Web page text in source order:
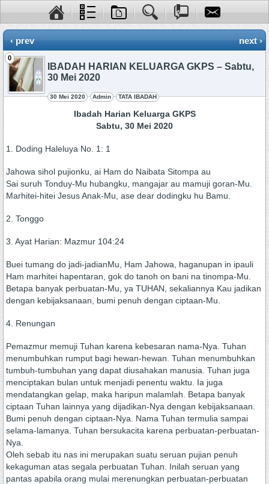
‹ prev next ›
0
IBADAH HARIAN KELUARGA GKPS – Sabtu,
30 Mei 2020
30 Mei 2020 Admin TATA IBADAH
Ibadah Harian Keluarga GKPS
Sabtu, 30 Mei 2020
1. Doding Haleluya No. 1: 1
Jahowa sihol pujionku, ai Ham do Naibata Sitompa au
Sai suruh Tonduy-Mu hubangku, mangajar au mamuji goran-Mu.
Marhitei-hitei Jesus Anak-Mu, ase dear dodingku hu Bamu.
2. Tonggo
3. Ayat Harian: Mazmur 104:24
Buei tumang do jadi-jadianMu, Ham Jahowa, haganupan in ipauli
Ham marhitei hapentaran, gok do tanoh on bani na tinompa-Mu.
Betapa banyak perbuatan-Mu, ya TUHAN, sekaliannya Kau jadikan
dengan kebijaksanaan, bumi penuh dengan ciptaan-Mu.
4. Renungan
Pemazmur memuji Tuhan karena kebesaran nama-Nya. Tuhan
menumbuhkan rumput bagi hewan-hewan. Tuhan menumbuhkan
tumbuh-tumbuhan yang dapat diusahakan manusia. Tuhan juga
menciptakan bulan untuk menjadi penentu waktu. Ia juga
mendatangkan gelap, maka haripun malamlah. Betapa banyak
ciptaan Tuhan lainnya yang dijadikan-Nya dengan kebijaksanaan.
Bumi penuh dengan ciptaan-Nya. Nama Tuhan termulia sampai
selama-lamanya. Tuhan bersukacita karena perbuatan-perbuatan-
Nya.
Oleh sebab itu nas ini merupakan suatu seruan pujian penuh
kekaguman atas segala perbuatan Tuhan. Inilah seruan yang
pantas apabila orang mulai merenungkan perbuatan-perbuatan